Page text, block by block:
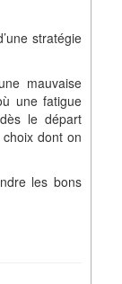
stratégie
mauvaise
une fatigue
le départ
choix dont on
les bons